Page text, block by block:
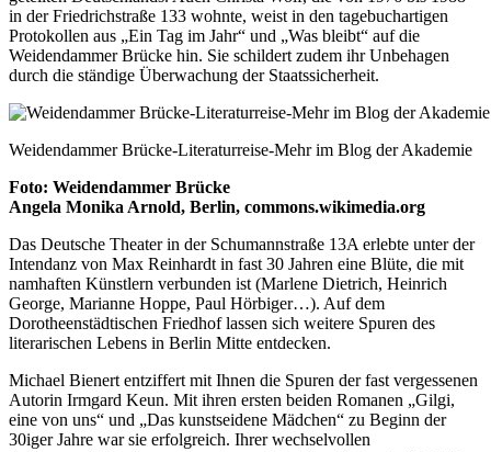
in der Friedrichstraße 133 wohnte, weist in den tagebuchartigen
Protokollen aus „Ein Tag im Jahr“ und „Was bleibt“ auf die
Weidendammer Brücke hin. Sie schildert zudem ihr Unbehagen
durch die ständige Überwachung der Staatssicherheit.
Weidendammer Brücke-Literaturreise-Mehr im Blog der Akademie
Foto: Weidendammer Brücke
Angela Monika Arnold, Berlin, commons.wikimedia.org
Das Deutsche Theater in der Schumannstraße 13A erlebte unter der
Intendanz von Max Reinhardt in fast 30 Jahren eine Blüte, die mit
namhaften Künstlern verbunden ist (Marlene Dietrich, Heinrich
George, Marianne Hoppe, Paul Hörbiger…). Auf dem
Dorotheenstädtischen Friedhof lassen sich weitere Spuren des
literarischen Lebens in Berlin Mitte entdecken.
Michael Bienert entziffert mit Ihnen die Spuren der fast vergessenen
Autorin Irmgard Keun. Mit ihren ersten beiden Romanen „Gilgi,
eine von uns“ und „Das kunstseidene Mädchen“ zu Beginn der
30iger Jahre war sie erfolgreich. Ihrer wechselvollen